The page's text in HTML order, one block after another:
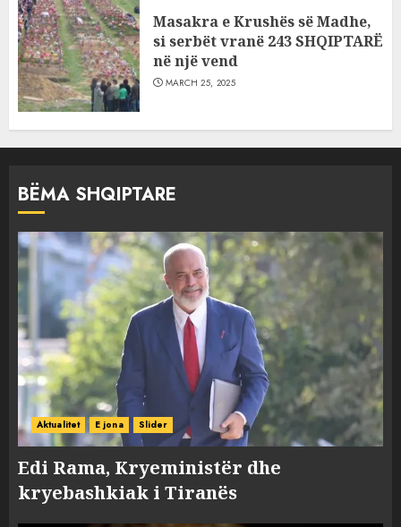
Masakra e Krushës së Madhe,
si serbët vranë 243 SHQIPTARË
në një vend
MARCH 25, 2025
BËMA SHQIPTARE
Aktualitet E jona Slider
Edi Rama, Kryeministër dhe
kryebashkiak i Tiranës